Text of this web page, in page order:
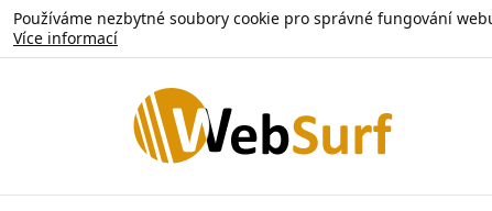
Používáme nezbytné soubory cookie pro správné fungování
Více informací